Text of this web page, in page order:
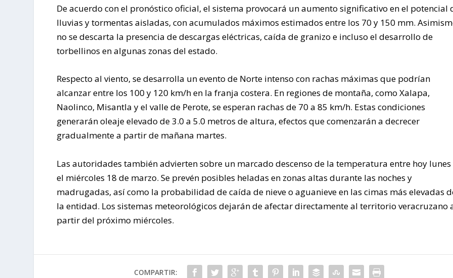
De acuerdo con el pronóstico oficial, el sistema provocará un aumento significativo en el potencial
lluvias y tormentas aisladas, con acumulados máximos estimados entre los 70 y 150 mm.
no se descarta la presencia de descargas eléctricas, caída de granizo e incluso el desarrollo de
torbellinos en algunas zonas del estado.
Respecto al viento, se desarrolla un evento de Norte intenso con rachas máximas que podrían
alcanzar entre los 100 y 120 km/h en la franja costera. En regiones de montaña, como Xalapa,
Naolinco, Misantla y el valle de Perote, se esperan rachas de 70 a 85 km/h. Estas condiciones
generarán oleaje elevado de 3.0 a 5.0 metros de altura, efectos que comenzarán a decrecer
gradualmente a partir de mañana martes.
Las autoridades también advierten sobre un marcado descenso de la temperatura entre hoy lunes
el miércoles 18 de marzo. Se prevén posibles heladas en zonas altas durante las noches y
madrugadas, así como la probabilidad de caída de nieve o aguanieve en las cimas más elevadas
la entidad. Los sistemas meteorológicos dejarán de afectar directamente al territorio veracruzano
partir del próximo miércoles.
COMPARTIR: